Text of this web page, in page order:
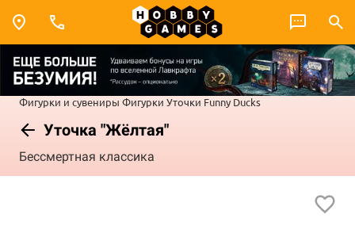
Фигурки и сувениры Фигурки Уточки Funny Ducks
Уточка "Жёлтая"
Бессмертная классика